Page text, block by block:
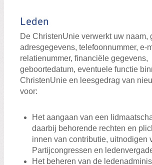
Leden
De ChristenUnie verwerkt uw naam,
adresgegevens, telefoonnummer, e-
relatienummer, financiële gegevens,
geboortedatum, eventuele functie
ChristenUnie en leesgedrag van
voor:
Het aangaan van een
daarbij behorende rechten en
innen van contributie, uitnodigen
Partijcongressen en
Het beheren van de